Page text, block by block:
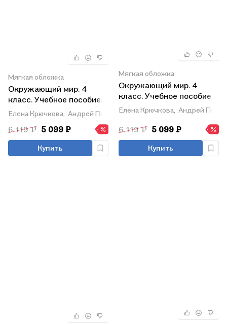
Мягкая обложка
Окружающий мир. 4
класс. Учебное пособие.
В четырех частях. Часть
3 (для слабовидящих
обучающихся). ФГОС
2021
Елена Крючкова, Андрей Плешаков
6 119 ₽ 5 099 ₽
Купить
Мягкая обложка
Окружающий мир. 4
класс. Учебное пособие.
В четырех частях. Часть
4 (для слабовидящих
обучающихся). ФГОС
2021
Елена Крючкова, Андрей
6 119 ₽ 5 099 ₽
Купить